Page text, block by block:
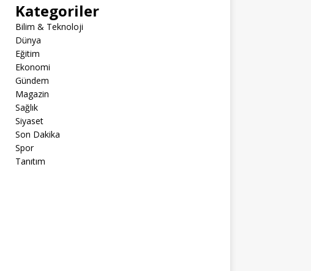
Kategoriler
Bilim & Teknoloji
Dünya
Eğitim
Ekonomi
Gündem
Magazin
Sağlık
Siyaset
Son Dakika
Spor
Tanıtım